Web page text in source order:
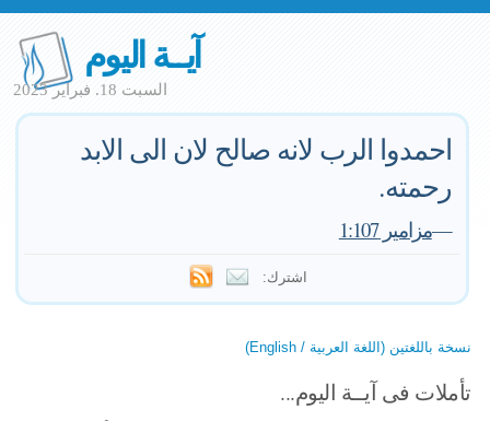
آيــة اليوم
السبت 18. فبراير 2023
احمدوا الرب لانه صالح لان الى الابد
رحمته.
—مزامير 1:107
اشترك:
نسخة باللغتين (اللغة العربية / English)
تأملات فى آيــة اليوم...